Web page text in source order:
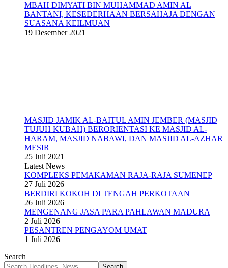
MBAH DIMYATI BIN MUHAMMAD AMIN AL
BANTANI, KESEDERHAAN BERSAHAJA DENGAN
SUASANA KEILMUAN
19 Desember 2021
MASJID JAMIK AL-BAITUL AMIN JEMBER (MASJID
TUJUH KUBAH) BERORIENTASI KE MASJID AL-
HARAM, MASJID NABAWI, DAN MASJID AL-AZHAR
MESIR
25 Juli 2021
Latest News
KOMPLEKS PEMAKAMAN RAJA-RAJA SUMENEP
27 Juli 2026
BERDIRI KOKOH DI TENGAH PERKOTAAN
26 Juli 2026
MENGENANG JASA PARA PAHLAWAN MADURA
2 Juli 2026
PESANTREN PENGAYOM UMAT
1 Juli 2026
Search